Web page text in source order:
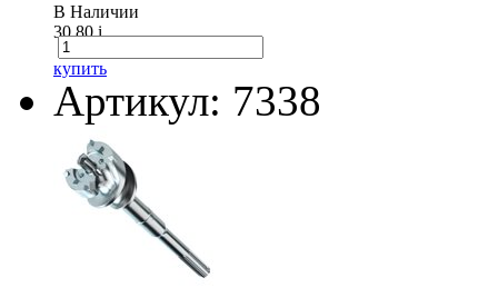
В Наличии
30.80i
купить
Артикул: 7338